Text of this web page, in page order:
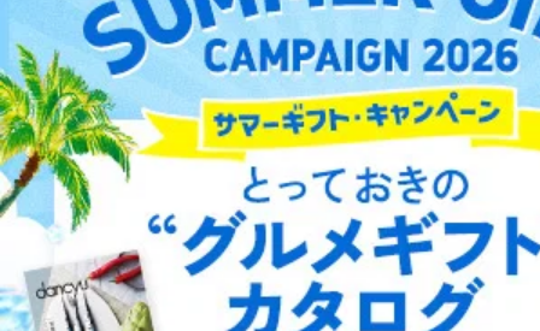
ご利用方法はこちら
総合案内
アフィリエイト 採用情報
プレスリリース お問い合わせ
利用規約プライバシーポリシー 特定商取引法に基づく表示
出版社の皆様へ
投資家の皆様へサイトマップ